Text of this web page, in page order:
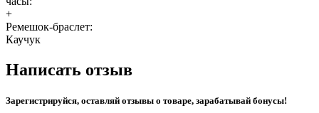
+
Ремешок-браслет:
Каучук
Написать отзыв
Зарегистрируйся, оставляй отзывы о товаре, зарабатывай бонусы!